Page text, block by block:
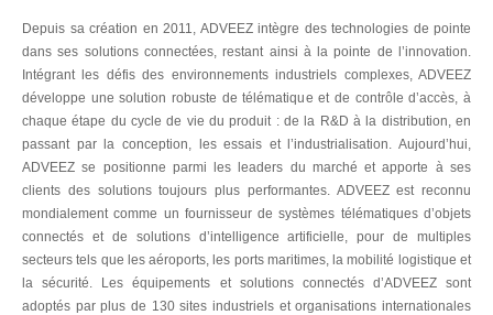
Depuis sa création en 2011, ADVEEZ intègre des technologies de pointe
dans ses solutions connectées, restant ainsi à la pointe de l’innovation.
Intégrant les défis des environnements industriels complexes, ADVEEZ
développe une solution robuste de télématique et de contrôle d’accès, à
chaque étape du cycle de vie du produit : de la R&D à la distribution, en
passant par la conception, les essais et l’industrialisation. Aujourd’hui,
ADVEEZ se positionne parmi les leaders du marché et apporte à ses
clients des solutions toujours plus performantes. ADVEEZ est reconnu
mondialement comme un fournisseur de systèmes télématiques d’objets
connectés et de solutions d’intelligence artificielle, pour de multiples
secteurs tels que les aéroports, les ports maritimes, la mobilité logistique et
la sécurité. Les équipements et solutions connectés d’ADVEEZ sont
adoptés par plus de 130 sites industriels et organisations internationales